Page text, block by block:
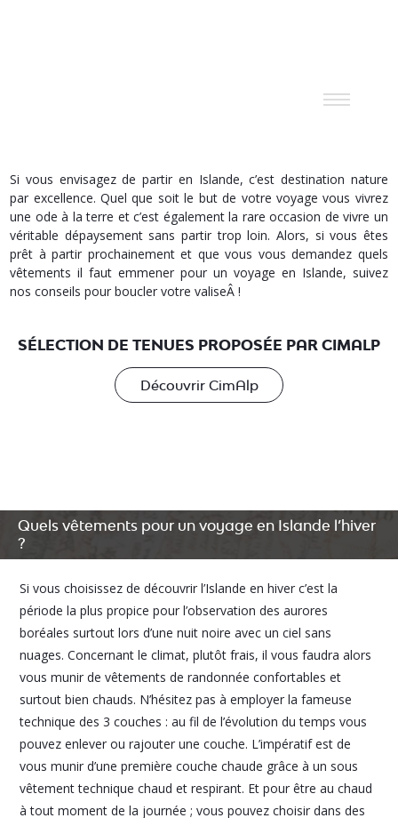
Si vous envisagez de partir en Islande, c’est destination nature
par excellence. Quel que soit le but de votre voyage vous vivrez
une ode à la terre et c’est également la rare occasion de vivre un
véritable dépaysement sans partir trop loin. Alors, si vous êtes
prêt à partir prochainement et que vous vous demandez quels
vêtements il faut emmener pour un voyage en Islande, suivez
nos conseils pour boucler votre valiseÂ !
SÉLECTION DE TENUES PROPOSÉE PAR CIMALP
Découvrir CimAlp
Quels vêtements pour un voyage en Islande l’hiver
?
Si vous choisissez de découvrir l’Islande en hiver c’est la
période la plus propice pour l’observation des aurores
boréales surtout lors d’une nuit noire avec un ciel sans
nuages. Concernant le climat, plutôt frais, il vous faudra alors
vous munir de vêtements de randonnée confortables et
surtout bien chauds. N’hésitez pas à employer la fameuse
technique des 3 couches : au fil de l’évolution du temps vous
pouvez enlever ou rajouter une couche. L’impératif est de
vous munir d’une première couche chaude grâce à un sous
vêtement technique chaud et respirant. Et pour être au chaud
à tout moment de la journée ; vous pouvez choisir dans des